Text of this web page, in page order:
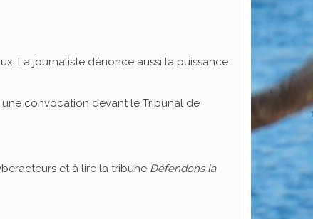
La journaliste dénonce aussi la puissance
une convocation devant le Tribunal de
et à lire la tribune Défendons la